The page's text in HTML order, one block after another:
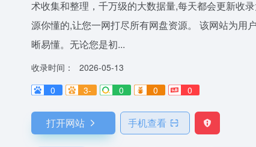
术收集和整理，千万级的大数据量,每天都会更新收
源你懂的,让您一网打尽所有网盘资源。 该网站为用
晰易懂。无论您是初...
收录时间：
2026-05-13
0
3- 0 0 0
打开网站 手机查看